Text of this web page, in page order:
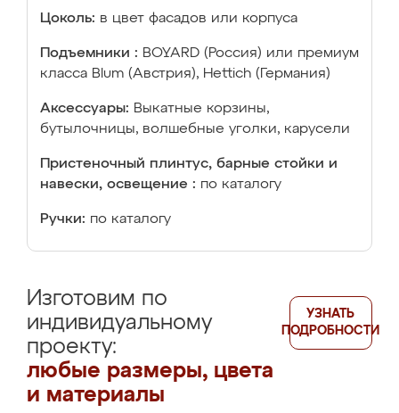
Цоколь: в цвет фасадов или корпуса
Подъемники : BOYARD (Россия) или премиум
класса Blum (Австрия), Hettich (Германия)
Аксессуары: Выкатные корзины,
бутылочницы, волшебные уголки, карусели
Пристеночный плинтус, барные стойки и
навески, освещение : по каталогу
Ручки: по каталогу
Изготовим по
индивидуальному
проекту:
любые размеры, цвета
и материалы
УЗНАТЬ
ПОДРОБНОСТИ